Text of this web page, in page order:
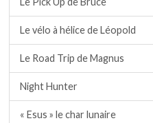
Le vélo à hélice de Léopold
Le Road Trip de Magnus
Night Hunter
« Esus » le char lunaire